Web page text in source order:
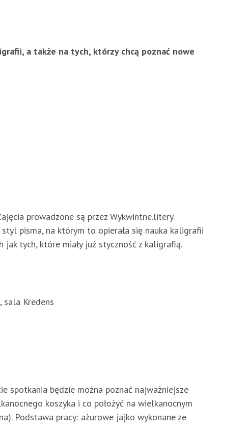
a także na tych, którzy chcą poznać nowe
prowadzone są przez Wykwintne.litery.
pisma, na którym to opierała się nauka kaligrafii
tych, które miały już styczność z kaligrafią.
sala Kredens
spotkania będzie można poznać najważniejsze
koszyka i co położyć na wielkanocnym
Podstawa pracy: ażurowe jajko wykonane ze